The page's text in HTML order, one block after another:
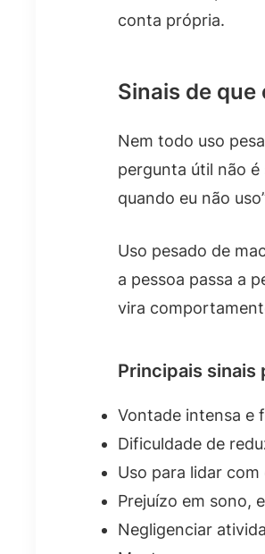
conta própria.
Sinais de
Nem todo uso
pergunta útil não é
quando eu não
Uso pesado de
a pessoa passa a
vira
Principais sinais
Vontade intensa e
Dificuldade de
Uso para lidar
Prejuízo em sono,
Negligenciar